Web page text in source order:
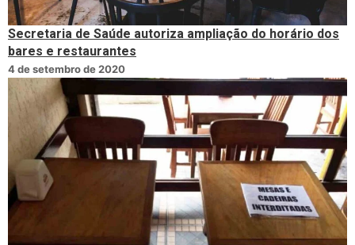
Secretaria de Saúde autoriza ampliação do horário dos
bares e restaurantes
4 de setembro de 2020